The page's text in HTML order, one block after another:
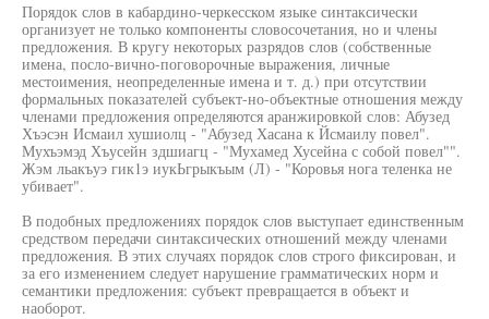
Порядок слов в кабардино-черкесском языке синтаксически
организует не только компоненты словосочетания, но и члены
предложения. В кругу некоторых разрядов слов (собственные
имена, посло-вично-поговорочные выражения, личные
местоимения, неопределенные имена и т. д.) при отсутствии
формальных показателей субъект-но-объектные отношения между
членами предложения определяются аранжировкой слов: Абузед
Хъэсэн Исмаил хушиолц - "Абузед Хасана к Йсмаилу повел".
Мухъэмэд Хъусейн здшиагц - "Мухамед Хусейна с собой повел"".
Жэм льакъуэ гик1э иукЬгрыкъым (Л) - "Коровья нога теленка не
убивает".
В подобных предложениях порядок слов выступает единственным
средством передачи синтаксических отношений между членами
предложения. В этих случаях порядок слов строго фиксирован, и
за его изменением следует нарушение грамматических норм и
семантики предложения: субъект превращается в объект и
наоборот.